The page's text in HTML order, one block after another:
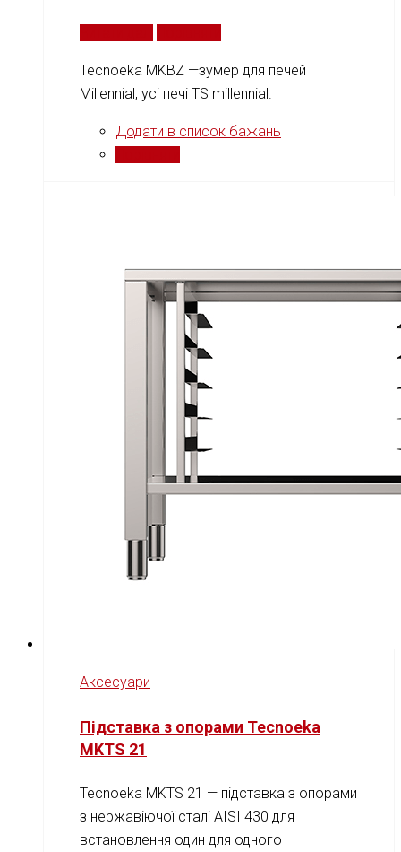
Tecnoeka MKBZ —зумер для печей
Millennial, усі печі TS millennial.
Додати в список бажань
Аксесуари
Підставка з опорами Tecnoeka
MKTS 21
Tecnoeka MKTS 21 — підставка з опорами
з нержавіючої сталі AISI 430 для
встановлення один для одного